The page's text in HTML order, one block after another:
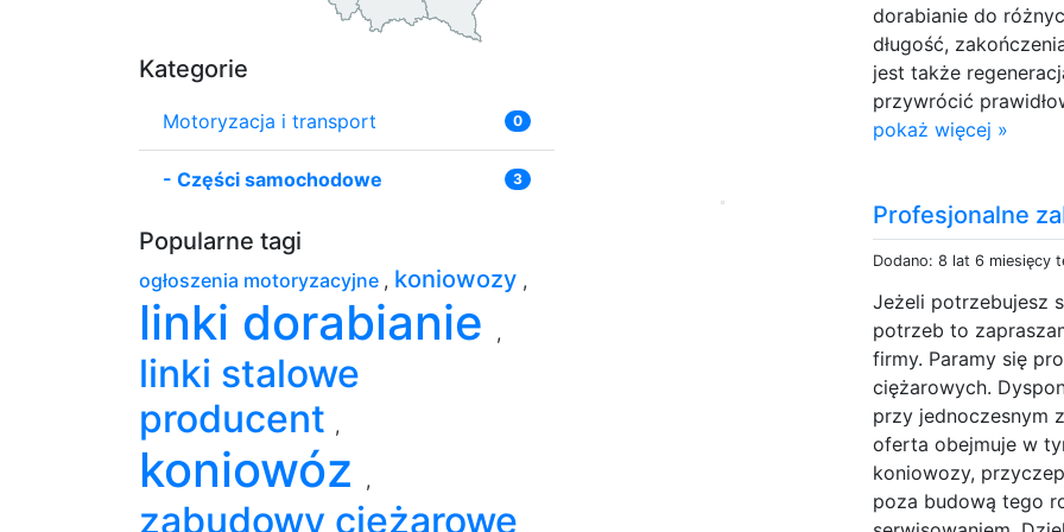
dorabianie do
długość,
jest także
przywrócić
pokaż więcej »
Profesjonalne
Dodano: 8 lat 6 miesięcy
Jeżeli potrzebujesz
potrzeb to
firmy. Paramy się
ciężarowych.
przy jednoczesnym
oferta obejmuje w
koniowozy,
poza budową tego
Kategorie
Motoryzacja i transport 0
- Części samochodowe 3
Popularne tagi
ogłoszenia motoryzacyjne , koniowozy ,
linki dorabianie ,
linki stalowe
producent ,
koniowóz ,
zabudowy ciężarowe